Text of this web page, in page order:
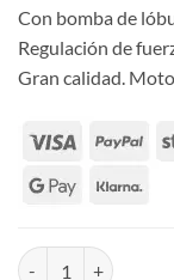
Con bomba de
Regulación de
Gran calidad.
Erreka Vulcan